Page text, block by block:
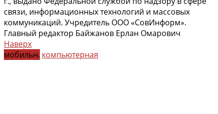
связи, информационных технологий и массовых
коммуникаций. Учредитель ООО «СовИнформ».
Главный редактор Байжанов Ерлан Омарович
Наверх
мобильн. компьютерная